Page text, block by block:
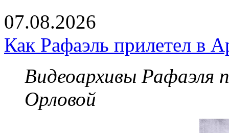
07.08.2026
Как Рафаэль прилетел в
Видеоархивы Рафаэля
Орловой